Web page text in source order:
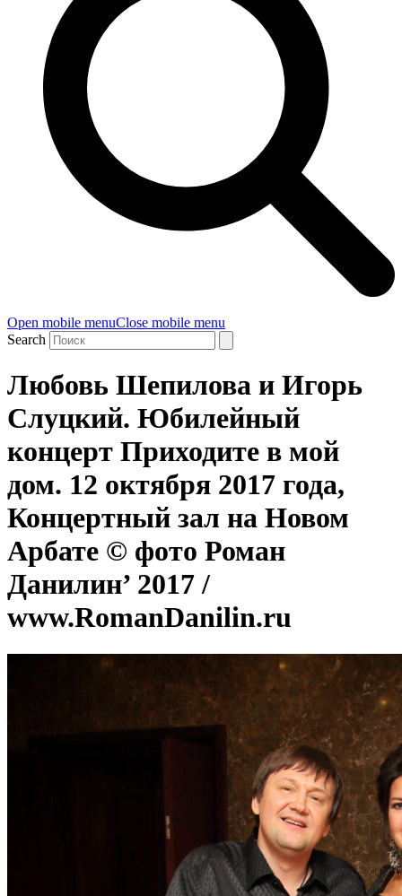
Open mobile menuClose mobile menu
Search
Любовь Шепилова и Игорь
Слуцкий. Юбилейный
концерт Приходите в мой
дом. 12 октября 2017 года,
Концертный зал на Новом
Арбате © фото Роман
Данилин’ 2017 /
www.RomanDanilin.ru